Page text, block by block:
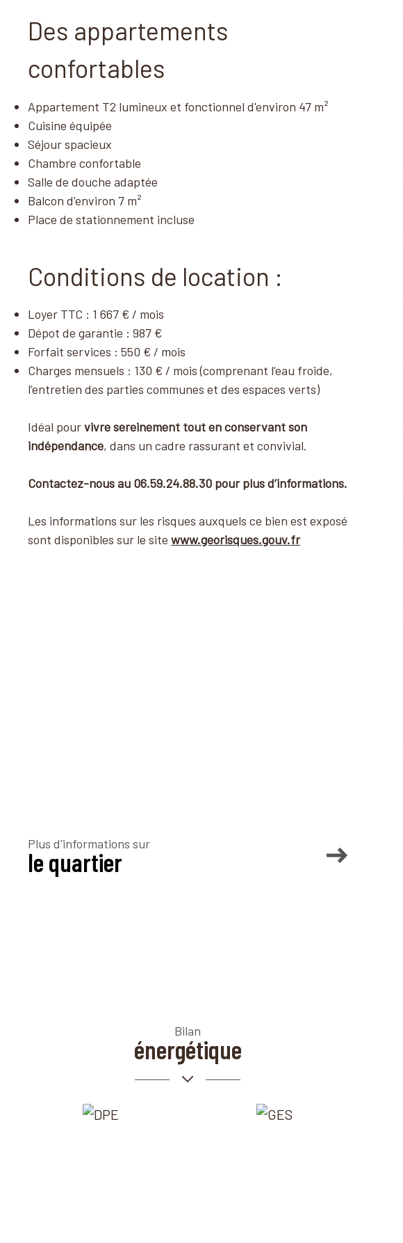
Des appartements
confortables
Appartement T2 lumineux et fonctionnel d'environ 47 m²
Cuisine équipée
Séjour spacieux
Chambre confortable
Salle de douche adaptée
Balcon d'environ 7 m²
Place de stationnement incluse
Conditions de location :
Loyer TTC : 1 667 € / mois
Dépot de garantie : 987 €
Forfait services : 550 € / mois
Charges mensuels : 130 € / mois (comprenant l’eau froide,
l’entretien des parties communes et des espaces verts)
Idéal pourvivre sereinement tout en conservant son
indépendance, dans un cadre rassurant et convivial.
Contactez-nous au 06.59.24.88.30 pour plus d’informations.
Les informations sur les risques auxquels ce bien est exposé
sont disponibles sur le site www.georisques.gouv.fr
Plus d'informations sur
le quartier
Bilan
énergétique